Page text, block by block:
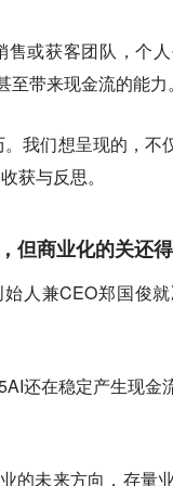
或获客团队，个
带来现金流的能力。
我们想呈现的，不
获与反思。
但商业化的关还
始人兼CEO郑国俊
还在稳定产生现
的未来方向，存量